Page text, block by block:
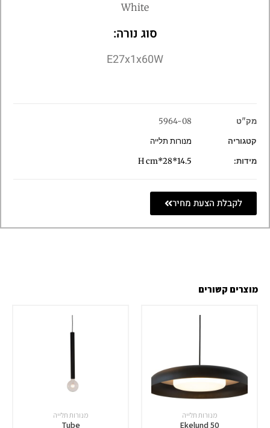
White
סוג נורה:
E27x1x60W
מק"ט
5964-08
קטגוריה
מנורות תלייה
מידות:
14.5*28*H cm
לקבלת הצעת מחיר
מוצרים קשורים
מנורות תלייה
Ekelund 50
מנורות תלייה
Tube